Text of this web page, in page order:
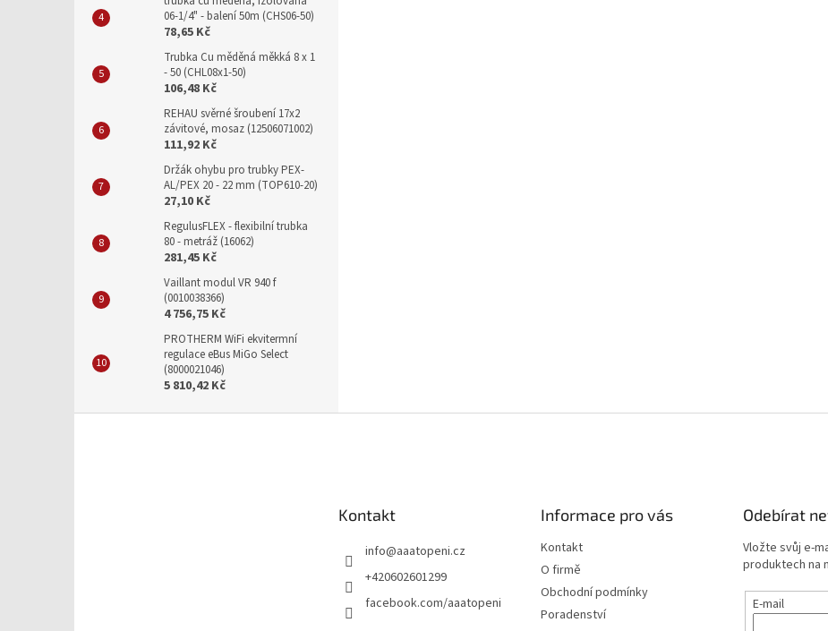
06-1/4" - balení 50m (CHS06-50)
78,65 Kč
Trubka Cu měděná měkká 8 x 1
- 50 (CHL08x1-50)
106,48 Kč
REHAU svěrné šroubení 17x2
závitové, mosaz (12506071002)
111,92 Kč
Držák ohybu pro trubky PEX-
AL/PEX 20 - 22 mm (TOP610-20)
27,10 Kč
RegulusFLEX - flexibilní trubka
80 - metráž (16062)
281,45 Kč
Vaillant modul VR 940 f
(0010038366)
4 756,75 Kč
PROTHERM WiFi ekvitermní
regulace eBus MiGo Select
(8000021046)
5 810,42 Kč
Kontakt
info@aaatopeni.cz
+420602601299
facebook.com/aaatopeni
Informace pro vás
Kontakt
O firmě
Obchodní podmínky
Poradenství
Odebírat
Vložte svůj e-
produktech na
E-mail